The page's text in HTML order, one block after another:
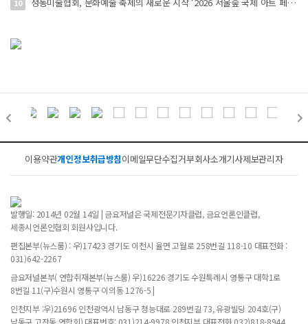
10
이용약관개인정보취급방침이메일무단수집거부회사소개기사제보관리자
발행일: 2014년 02월 14일 | 금요저널은 국제전문기자클럽, 금요언론인클럽,
세종시언론인협회 회원사입니다.
편집본부(뉴스룸) : 우)17423 경기도 이천시 율면 고월로 258번길 118-10 대표전화 :
031)642-2267
금요저널본부( 연합취재본부(뉴스룸) 우)16226 경기도 수원특례시 영통구 대학1로
8번길 11(구)수원시 영통구 이의동 1276-5 |
인천지부 :우)21696 인천광역시 남동구 청능대로 289번길 73, 유광빌딩 204호(구)